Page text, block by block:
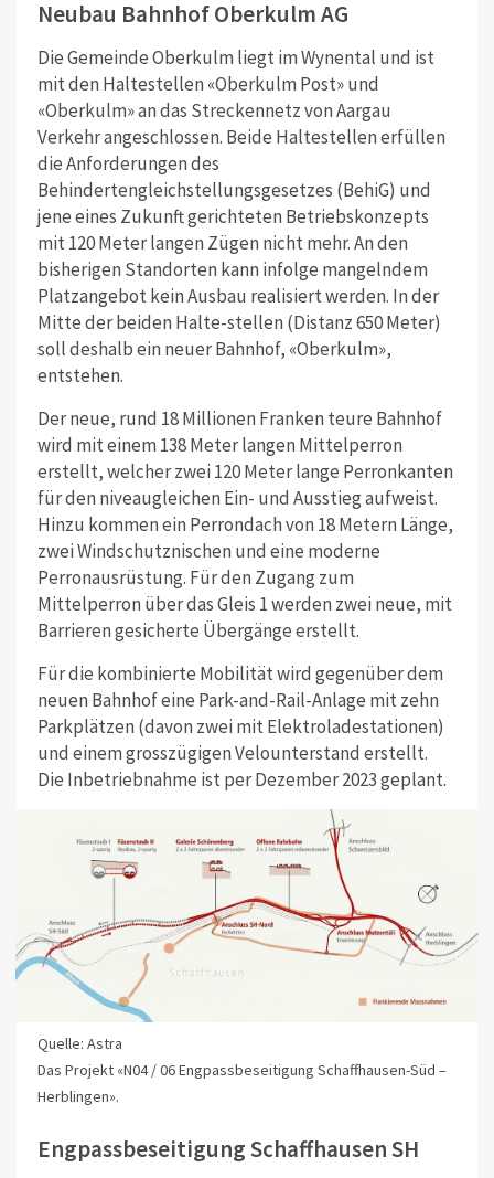
Neubau Bahnhof Oberkulm AG
Die Gemeinde Oberkulm liegt im Wynental und ist
mit den Haltestellen «Oberkulm Post» und
«Oberkulm» an das Streckennetz von Aargau
Verkehr angeschlossen. Beide Haltestellen erfüllen
die Anforderungen des
Behindertengleichstellungsgesetzes (BehiG) und
jene eines Zukunft gerichteten Betriebskonzepts
mit 120 Meter langen Zügen nicht mehr. An den
bisherigen Standorten kann infolge mangelndem
Platzangebot kein Ausbau realisiert werden. In der
Mitte der beiden Halte-stellen (Distanz 650 Meter)
soll deshalb ein neuer Bahnhof, «Oberkulm»,
entstehen.
Der neue, rund 18 Millionen Franken teure Bahnhof
wird mit einem 138 Meter langen Mittelperron
erstellt, welcher zwei 120 Meter lange Perronkanten
für den niveaugleichen Ein- und Ausstieg aufweist.
Hinzu kommen ein Perrondach von 18 Metern Länge,
zwei Windschutznischen und eine moderne
Perronausrüstung. Für den Zugang zum
Mittelperron über das Gleis 1 werden zwei neue, mit
Barrieren gesicherte Übergänge erstellt.
Für die kombinierte Mobilität wird gegenüber dem
neuen Bahnhof eine Park-and-Rail-Anlage mit zehn
Parkplätzen (davon zwei mit Elektroladestationen)
und einem grosszügigen Velounterstand erstellt.
Die Inbetriebnahme ist per Dezember 2023 geplant.
Quelle: Astra
Das Projekt «N04 / 06 Engpassbeseitigung Schaffhausen-Süd –
Herblingen».
Engpassbeseitigung Schaffhausen SH